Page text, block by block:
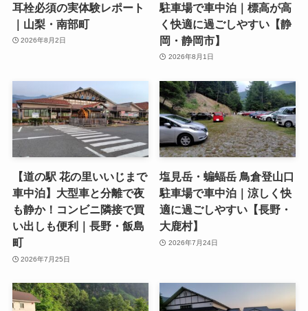
耳栓必須の実体験レポート
｜山梨・南部町
2026年8月2日
駐車場で車中泊｜標高が高
く快適に過ごしやすい【静
岡・静岡市】
2026年8月1日
【道の駅 花の里いいじまで
車中泊】大型車と分離で夜
も静か！コンビニ隣接で買
い出しも便利｜長野・飯島
町
2026年7月25日
塩見岳・蝙蝠岳 鳥倉登山口
駐車場で車中泊｜涼しく快
適に過ごしやすい【長野・
大鹿村】
2026年7月24日